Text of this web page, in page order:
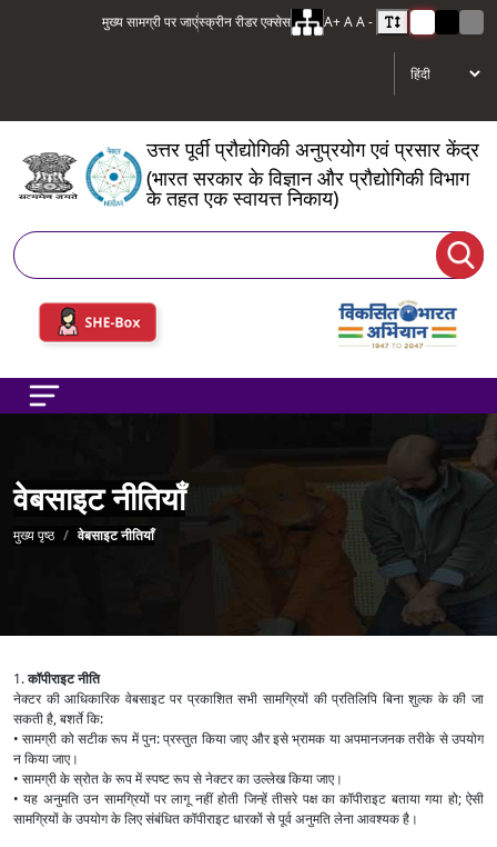
मुख्य सामग्री पर जाएंस्क्रीन रीडर एक्सेस A+AA -
उत्तर पूर्वी प्रौद्योगिकी अनुप्रयोग एवं प्रसार केंद्र
(भारत सरकार के विज्ञान और प्रौद्योगिकी विभाग
के तहत एक स्वायत्त निकाय)
खोज
वेबसाइट नीतियाँ
पग चिन्ह
मुख्य पृष्ठ वेबसाइट नीतियाँ
1.कॉपीराइट नीति
नेक्टर की आधिकारिक वेबसाइट पर प्रकाशित सभी सामग्रियों की प्रतिलिपि बिना शुल्क के की जा
सकती है, बशर्ते कि:
• सामग्री को सटीक रूप में पुन: प्रस्तुत किया जाए और इसे भ्रामक या अपमानजनक तरीके से उपयोग
न किया जाए।
• सामग्री के स्रोत के रूप में स्पष्ट रूप से नेक्टर का उल्लेख किया जाए।
• यह अनुमति उन सामग्रियों पर लागू नहीं होती जिन्हें तीसरे पक्ष का कॉपीराइट बताया गया हो; ऐसी
सामग्रियों के उपयोग के लिए संबंधित कॉपीराइट धारकों से पूर्व अनुमति लेना आवश्यक है।